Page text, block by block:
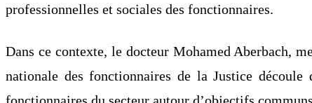
professionnelles et sociales des fonctionnaires.
Dans ce contexte, le docteur Mohamed Aberbach,
nationale des fonctionnaires de la Justice